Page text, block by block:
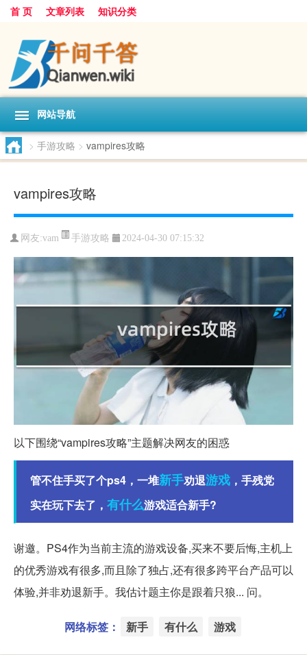
首 页 文章列表 知识分类
网站导航
> 手游攻略 > vampires攻略
vampires攻略
网友:vam 手游攻略 2024-04-30 07:15:32
以下围绕“vampires攻略”主题解决网友的困惑
管不住手买了个ps4，一堆新手劝退游戏 ，手残党
实在玩下去了， 有什么游戏适合新手?
谢邀。PS4作为当前主流的游戏设备,买来不要后悔,主机上
的优秀游戏有很多,而且除了独占,还有很多跨平台产品可以
体验,并非劝退新手。我估计题主你是跟着只狼... 问。
网络标签： 新手 有什么 游戏